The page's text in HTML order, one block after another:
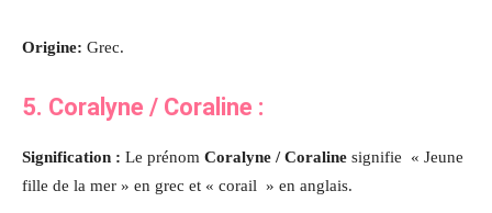
Origine: Grec.
5. Coralyne / Coraline :
Signification : Le prénom Coralyne / Coraline signifie « Jeune
fille de la mer » en grec et « corail » en anglais.